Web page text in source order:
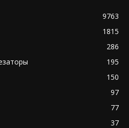
9763
1815
286
195
150
97
77
37